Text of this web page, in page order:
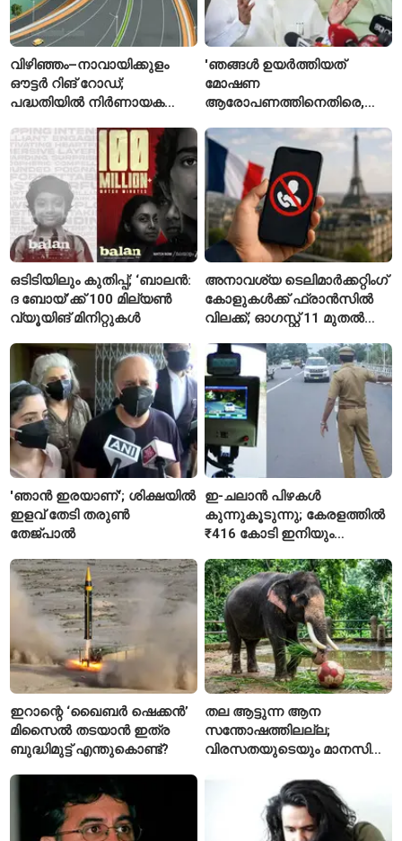
വിഴിഞ്ഞം–നാവായിക്കുളം
ഔട്ടർ റിങ് റോഡ്;
പദ്ധതിയിൽ നിർണായക
വിശദീകരണം
'ഞങ്ങൾ ഉയർത്തിയത്
മോഷണ
ആരോപണത്തിനെതിരെ,
റിജിജുവിന് മറുപടിയുമായി
സഞ്ജയ് റാവത്ത്
ഒടിടിയിലും കുതിപ്പ്; ‘ബാലൻ:
ദ ബോയ്’ക്ക് 100 മില്യൺ
വ്യൂയിങ് മിനിറ്റുകൾ
അനാവശ്യ ടെലിമാർക്കറ്റിംഗ്
കോളുകൾക്ക് ഫ്രാൻസിൽ
വിലക്ക്; ഓഗസ്റ്റ് 11 മുതൽ
'ഞാൻ ഇരയാണ്'; ശിക്ഷയിൽ
ഇളവ് തേടി തരുണ്‍
തേജ്പാൽ
ഇ-ചലാൻ പിഴകൾ
കുന്നുകൂടുന്നു; കേരളത്തിൽ
₹416 കോടി ഇനിയും
ഇറാന്റെ ‘ഖൈബർ ഷെക്കൻ’
മിസൈൽ തടയാൻ ഇത്ര
ബുദ്ധിമുട്ട് എന്തുകൊണ്ട്?
തല ആട്ടുന്ന ആന
സന്തോഷത്തിലല്ല;
വിരസതയുടെയും മാനസിക
ലക്ഷണമെന്ന് വിദഗ്ധർ